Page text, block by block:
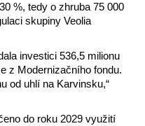
%, tedy o zhruba 75 000
skupiny Veolia
investici 536,5 milionu
z Modernizačního fondu.
od uhlí na Karvinsku,“
do roku 2029 využití